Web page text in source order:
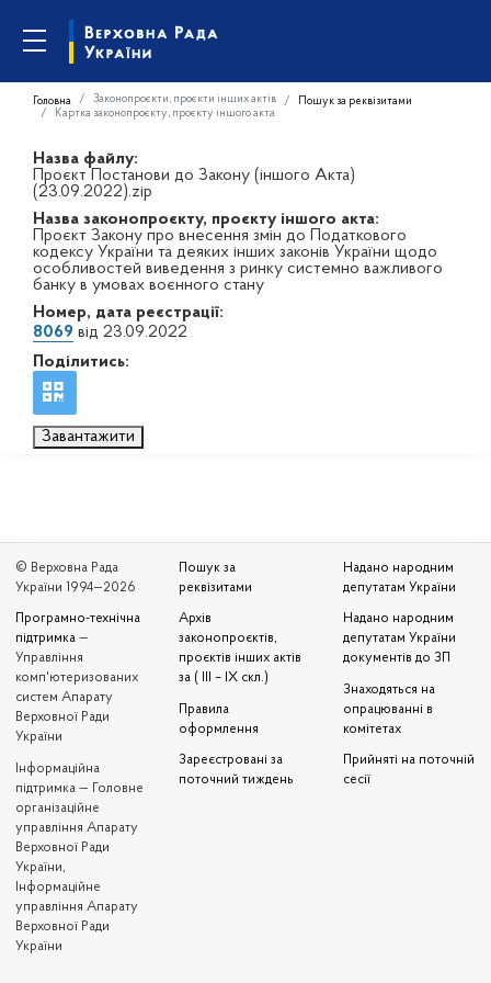
Головна Законопроєкти, проєкти інших актів
Пошук за реквізитами
Картка законопроєкту, проєкту іншого акта
Назва файлу:
Проєкт Постанови до Закону (іншого Акта)
(23.09.2022).zip
Назва законопроєкту, проєкту іншого акта:
Проєкт Закону про внесення змін до Податкового
кодексу України та деяких інших законів України щодо
особливостей виведення з ринку системно важливого
банку в умовах воєнного стану
Номер, дата реєстрації:
8069 від 23.09.2022
Поділитись:
Завантажити
© Верховна Рада
України 1994—2026
Програмно-технічна
підтримка —
Управління
комп'ютеризованих
систем Апарату
Верховної Ради
України
Iнформаційна
підтримка — Головне
організаційне
управління Апарату
Верховної Ради
України,
Інформаційне
управління Апарату
Верховної Ради
України
Пошук за
реквізитами
Архів
законопроєктів,
проєктів інших актів
за ( III – IX скл.)
Правила
оформлення
Зареєстровані за
поточний тиждень
Надано народним
депутатам України
Надано народним
депутатам України
документів до ЗП
Знаходяться на
опрацюванні в
комітетах
Прийняті на поточній
сесії